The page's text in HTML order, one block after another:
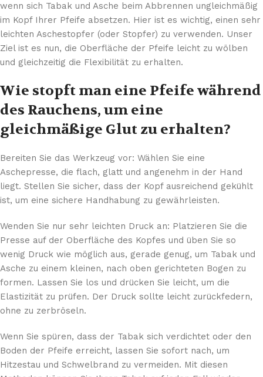
wenn sich Tabak und Asche beim Abbrennen ungleichmäßig
im Kopf Ihrer Pfeife absetzen. Hier ist es wichtig, einen sehr
leichten Aschestopfer (oder Stopfer) zu verwenden. Unser
Ziel ist es nun, die Oberfläche der Pfeife leicht zu wölben
und gleichzeitig die Flexibilität zu erhalten.
Wie stopft man eine Pfeife während
des Rauchens, um eine
gleichmäßige Glut zu erhalten?
Bereiten Sie das Werkzeug vor: Wählen Sie eine
Aschepresse, die flach, glatt und angenehm in der Hand
liegt. Stellen Sie sicher, dass der Kopf ausreichend gekühlt
ist, um eine sichere Handhabung zu gewährleisten.
Wenden Sie nur sehr leichten Druck an: Platzieren Sie die
Presse auf der Oberfläche des Kopfes und üben Sie so
wenig Druck wie möglich aus, gerade genug, um Tabak und
Asche zu einem kleinen, nach oben gerichteten Bogen zu
formen. Lassen Sie los und drücken Sie leicht, um die
Elastizität zu prüfen. Der Druck sollte leicht zurückfedern,
ohne zu zerbröseln.
Wenn Sie spüren, dass der Tabak sich verdichtet oder den
Boden der Pfeife erreicht, lassen Sie sofort nach, um
Hitzestau und Schwelbrand zu vermeiden. Mit diesen